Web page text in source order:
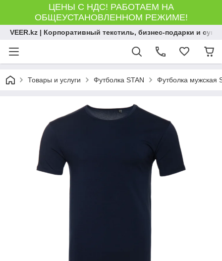
ЦЕНЫ С НДС! РАБОТАЕМ НА
ОБЩЕУСТАНОВЛЕННОМ РЕЖИМЕ!
VEER.kz | Корпоративный текстиль, бизнес-подарки и
Товары и услуги Футболка STAN Футболка мужская